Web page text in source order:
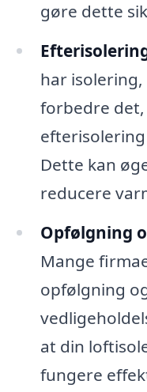
gøre dette
har
forbedre
Dette kan
reducere
Opfølgning
Mange
opfølgning
at din
fungere